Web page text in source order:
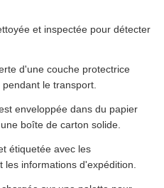
et inspectée pour détecter
d'une couche protectrice
le transport.
enveloppée dans du papier
boîte de carton solide.
étiquetée avec les
informations d'expédition.